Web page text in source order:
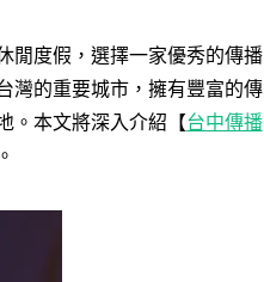
閒度假，選擇一家優秀的傳播
灣的重要城市，擁有豐富的傳
。本文將深入介紹【台中傳播